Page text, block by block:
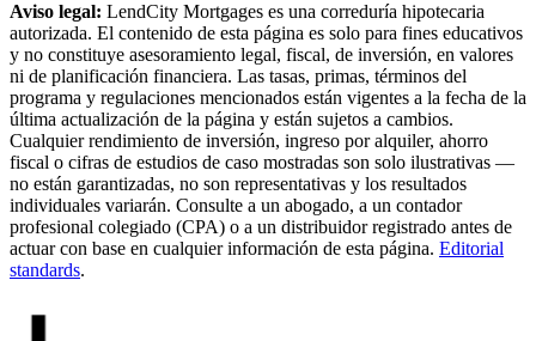
Aviso legal: LendCity Mortgages es una correduría hipotecaria
autorizada. El contenido de esta página es solo para fines educativos
y no constituye asesoramiento legal, fiscal, de inversión, en valores
ni de planificación financiera. Las tasas, primas, términos del
programa y regulaciones mencionados están vigentes a la fecha de la
última actualización de la página y están sujetos a cambios.
Cualquier rendimiento de inversión, ingreso por alquiler, ahorro
fiscal o cifras de estudios de caso mostradas son solo ilustrativas —
no están garantizadas, no son representativas y los resultados
individuales variarán. Consulte a un abogado, a un contador
profesional colegiado (CPA) o a un distribuidor registrado antes de
actuar con base en cualquier información de esta página. Editorial
standards.